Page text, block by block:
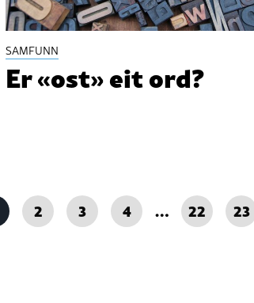
SAMFUNN
Er «ost» eit ord?
2 3 4 … 22 23